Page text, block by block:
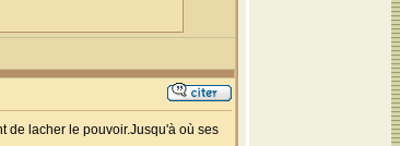
de lacher le pouvoir.Jusqu'à où ses